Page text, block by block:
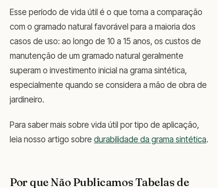
Esse período de vida útil é o que torna a comparação
com o gramado natural favorável para a maioria dos
casos de uso: ao longo de 10 a 15 anos, os custos de
manutenção de um gramado natural geralmente
superam o investimento inicial na grama sintética,
especialmente quando se considera a mão de obra de
jardineiro.
Para saber mais sobre vida útil por tipo de aplicação,
leia nosso artigo sobre durabilidade da grama sintética.
Por que Não Publicamos Tabelas de